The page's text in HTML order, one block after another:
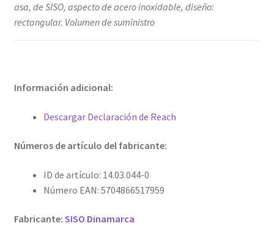
asa, de SISO, aspecto de acero inoxidable, diseño:
rectangular. Volumen de suministro
Información adicional:
Descargar Declaración de Reach
Números de artículo del fabricante:
ID de artículo: 14.03.044-0
Número EAN: 5704866517959
Fabricante: SISO Dinamarca